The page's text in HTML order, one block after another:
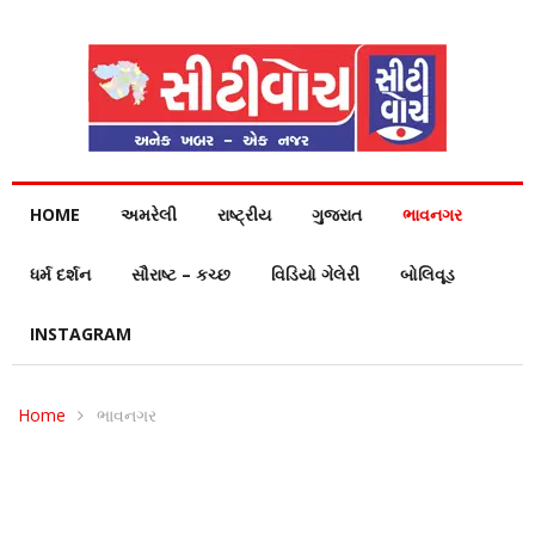
HOME અમરેલી રાષ્ટ્રીય ગુજરાત ભાવનગર
ધર્મ દર્શન સૌરાષ્ટ – કચ્છ વિડિયો ગેલેરી બોલિવૂડ
INSTAGRAM
Home ભાવનગર